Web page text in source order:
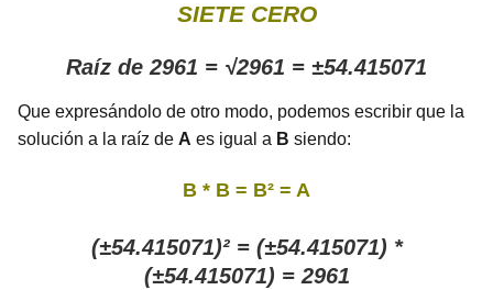
SIETE CERO
Raíz de 2961 = √2961 = ±54.415071
Que expresándolo de otro modo, podemos escribir que la
solución a la raíz de A es igual a B siendo:
B * B = B² = A
(±54.415071)² = (±54.415071) *
(±54.415071) = 2961